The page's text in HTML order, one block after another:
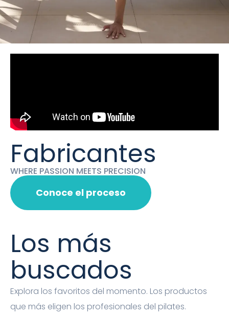
Fabricantes
WHERE PASSION MEETS PRECISION
Conoce el proceso
Los más
buscados
Explora los favoritos del momento. Los productos
que más eligen los profesionales del pilates.